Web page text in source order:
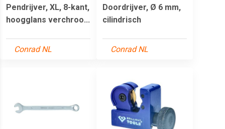
Pendrijver, XL, 8-kant,
hoogglans verchroo...
Conrad NL
Doordrijver, Ø 6 mm,
cilindrisch
Conrad NL